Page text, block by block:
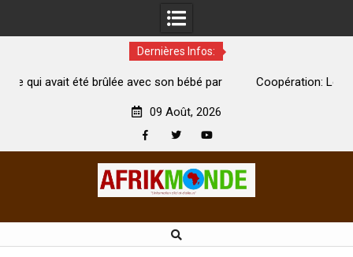
Dernières Infos:
par
Coopération: Le ministre Indien Kirti Vardhan Singh à
09 Août, 2026